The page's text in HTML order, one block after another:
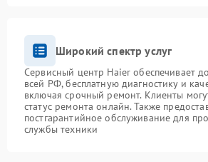
Широкий спектр услуг
Сервисный центр Haier обеспечивает
всей РФ, бесплатную диагностику и
включая срочный ремонт. Клиенты
статус ремонта онлайн. Также
постгарантийное обслуживание для
службы техники